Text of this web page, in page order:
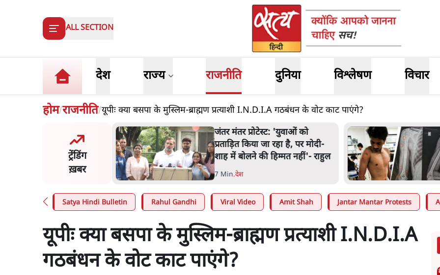
ALL SECTION
देश राज्य राजनीति दुनिया विश्लेषण विचार
होम/राजनीति/यूपीः क्या बसपा के मुस्लिम-ब्राह्मण प्रत्याशी I.N.D.I.A गठबंधन के वोट काट पाएंगे?
ट्रेंडिंग
ख़बर
प्रोटेस्ट- 'ताकतवर सरकार
पर आक्रामकता न दिखाए
जेन जी को सुने': SC
जंतर मंतर प्रोटेस्ट: 'युवाओं को
प्रताड़ित किया जा रहा है, पर मोदी-
शाह में बोलने की हिम्मत नहीं'- राहुल
7 Min.देश
Satya Hindi Bulletin Rahul Gandhi Viral Video Amit Shah Jantar Mantar Protests
यूपीः क्या बसपा के मुस्लिम-ब्राह्मण प्रत्याशी I.N.D.I.A
गठबंधन के वोट काट पाएंगे?